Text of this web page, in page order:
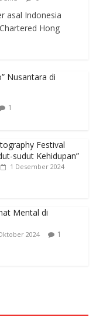
asal Indonesia
Hong
Nusantara di
1
Festival
sudut Kehidupan”
1 Desember 2024
Mental di
2024 1